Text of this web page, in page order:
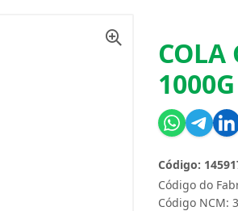
COLA
Código do
Código:
Código NCM: